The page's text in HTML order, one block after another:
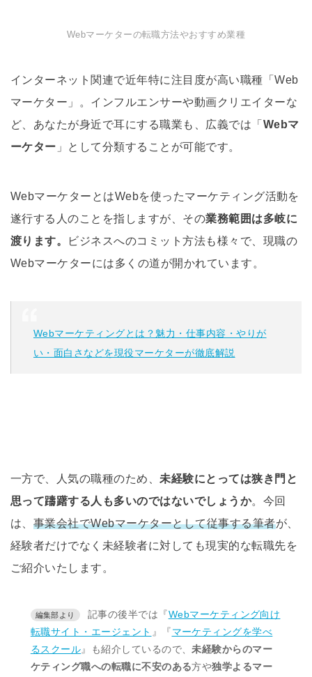
Webマーケターの転職方法やおすすめ業種
インターネット関連で近年特に注目度が高い職種「Web
マーケター」。インフルエンサーや動画クリエイターな
ど、あなたが身近で耳にする職業も、広義では「 Webマ
ーケター 」として分類することが可能です。
WebマーケターとはWebを使ったマーケティング活動を
遂行する人のことを指しますが、その業務範囲は多岐に
渡ります。
ビジネスへのコミット方法も様々で、現職の
Webマーケターには多くの道が開かれています。
Webマーケティングとは？魅力・仕事内容・やりが
い・面白さなどを現役マーケターが徹底解説
一方で、人気の職種のため、未経験にとっては狭き門と
思って躊躇する人も多いのではないでしょうか。今回
は、 事業会社でWebマーケターとして従事する筆者が、
経験者だけでなく未経験者に対しても現実的な転職先を
ご紹介いたします。
記事の後半では『Webマーケティング向け
転職サイト・エージェント 』『マーケティングを学べ
るスクール』も紹介しているので、未経験からのマー
ケティング職への転職に不安のある方や独学よるマー